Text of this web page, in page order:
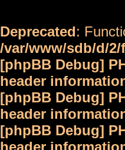
Deprecated:
/var/www/sdb/d/
[phpBB Debug]
header
[phpBB Debug]
header
[phpBB Debug]
header